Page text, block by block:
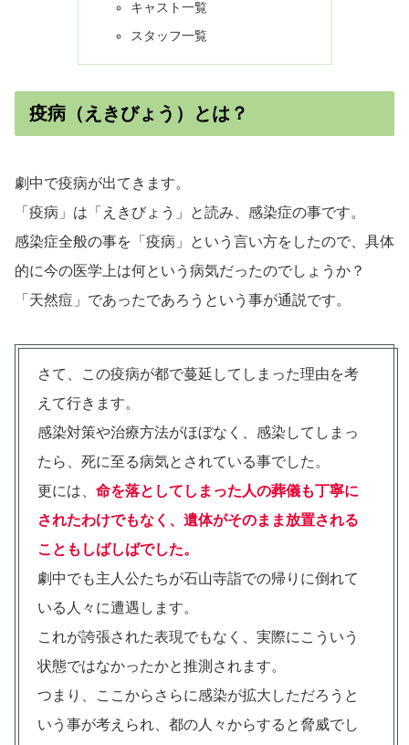
キャスト一覧
スタッフ一覧
疫病（えきびょう）とは？
劇中で疫病が出てきます。
「疫病」は「えきびょう」と読み、感染症の事です。
感染症全般の事を「疫病」という言い方をしたので、具体
的に今の医学上は何という病気だったのでしょうか？
「天然痘」であったであろうという事が通説です。
さて、この疫病が都で蔓延してしまった理由を考
えて行きます。
感染対策や治療方法がほぼなく、感染してしまっ
たら、死に至る病気とされている事でした。
更には、 命を落としてしまった人の葬儀も丁寧に
されたわけでもなく、遺体がそのまま放置される
こともしばしばでした。
劇中でも主人公たちが石山寺詣での帰りに倒れて
いる人々に遭遇します。
これが誇張された表現でもなく、実際にこういう
状態ではなかったかと推測されます。
つまり、ここからさらに感染が拡大しただろうと
いう事が考えられ、都の人々からすると脅威でし